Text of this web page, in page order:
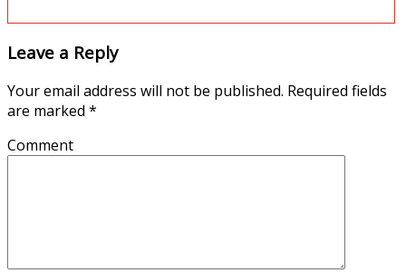
Leave a Reply
Your email address will not be published. Required fields
are marked *
Comment